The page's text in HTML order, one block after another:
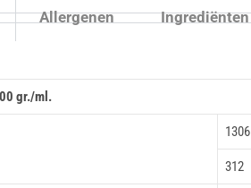
Allergenen Ingrediënten
gr./ml.
1306
312